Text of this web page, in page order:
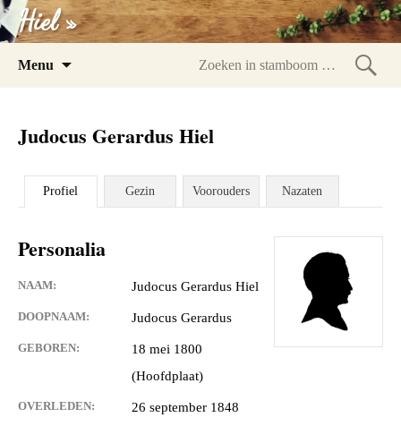
Hiel »
Menu
Judocus Gerardus Hiel
Profiel Gezin Voorouders Nazaten
Personalia
NAAM: Judocus Gerardus Hiel
DOOPNAAM: Judocus Gerardus
GEBOREN:
18 mei 1800
(Hoofdplaat)
OVERLEDEN:
26 september 1848